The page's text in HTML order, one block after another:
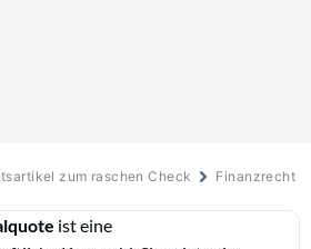
zum raschen Check
Finanzrecht
ist eine